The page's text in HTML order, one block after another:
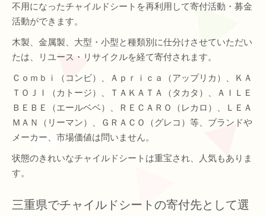
不用になったチャイルドシートを再利用して寄付活動・募金
活動ができます。
木製、金属製、大型・小型と種類別に仕分けさせていただい
たは、リユース・リサイクルを経て寄付されます。
Ｃｏｍｂｉ（コンビ）、Ａｐｒｉｃａ（アップリカ）、ＫＡ
ＴＯＪＩ（カトージ）、ＴＡＫＡＴＡ（タカタ）、ＡＩＬＥ
ＢＥＢＥ（エールベベ）、ＲＥＣＡＲＯ（レカロ）、ＬＥＡ
ＭＡＮ（リーマン）、ＧＲＡＣＯ（グレコ）等、ブランドや
メーカー、市場価値は問いません。
状態のきれいなチャイルドシートは重宝され、人気もありま
す。
三重県でチャイルドシートの寄付先として選